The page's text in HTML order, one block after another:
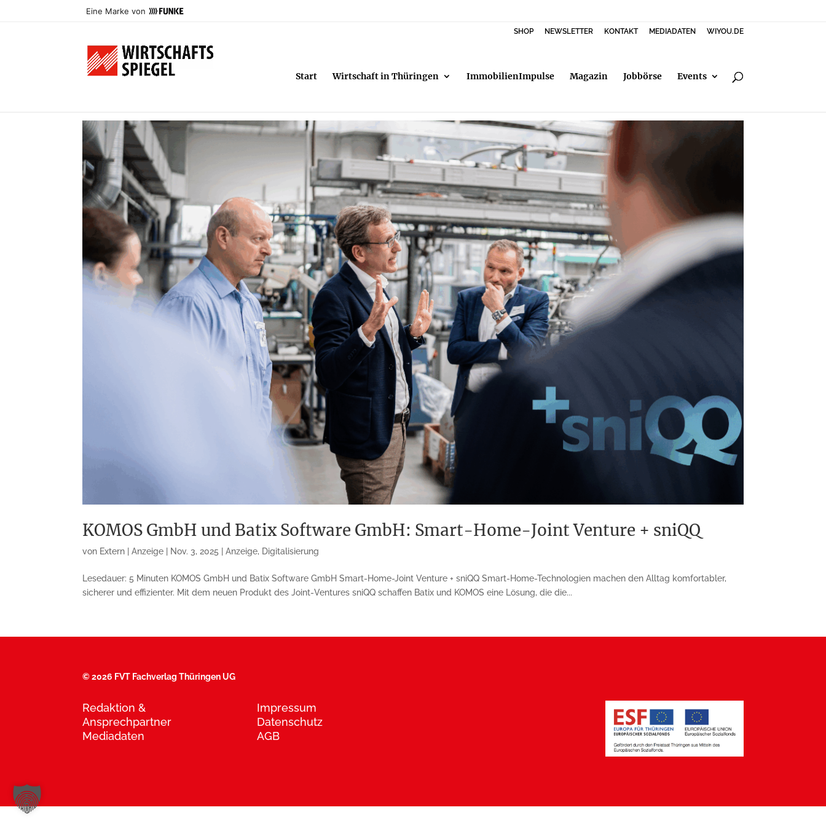
Eine Marke von
SHOP NEWSLETTER KONTAKT MEDIADATEN WIYOU.DE
Start Wirtschaft in Thüringen ImmobilienImpulse Magazin Jobbörse Events
KOMOS GmbH und Batix Software GmbH: Smart-Home-Joint Venture + sniQQ
von Extern | Anzeige Nov. 3, 2025 |Anzeige, Digitalisierung
Lesedauer: 5 Minuten KOMOS GmbH und Batix Software GmbH Smart-Home-Joint Venture + sniQQ Smart-Home-Technologien machen den Alltag komfortabler,
sicherer und effizienter. Mit dem neuen Produkt des Joint-Ventures sniQQ schaffen Batix und KOMOS eine Lösung, die die...
©2026 FVT Fachverlag Thüringen UG
Redaktion &
Ansprechpartner
Mediadaten
Impressum
Datenschutz
AGB